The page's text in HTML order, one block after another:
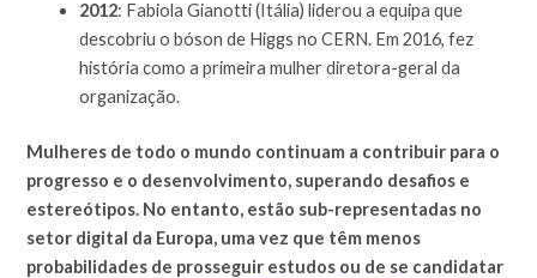
2012: Fabiola Gianotti (Itália) liderou a equipa que
descobriu o bóson de Higgs no CERN. Em 2016, fez
história como a primeira mulher diretora-geral da
organização.
Mulheres de todo o mundo continuam a contribuir para o
progresso e o desenvolvimento, superando desafios e
estereótipos. No entanto, estão sub-representadas no
setor digital da Europa, uma vez que têm menos
probabilidades de prosseguir estudos ou de se candidatar